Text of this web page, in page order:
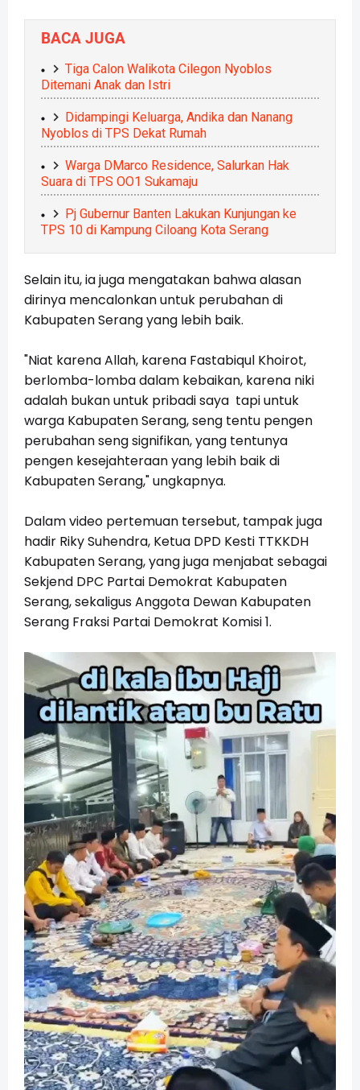
BACA JUGA
Tiga Calon Walikota Cilegon Nyoblos
Ditemani Anak dan Istri
Didampingi Keluarga, Andika dan Nanang
Nyoblos di TPS Dekat Rumah
Warga DMarco Residence, Salurkan Hak
Suara di TPS OO1 Sukamaju
Pj Gubernur Banten Lakukan Kunjungan ke
TPS 10 di Kampung Ciloang Kota Serang
Selain itu, ia juga mengatakan bahwa alasan
dirinya mencalonkan untuk perubahan di
Kabupaten Serang yang lebih baik.
"Niat karena Allah, karena Fastabiqul Khoirot,
berlomba-lomba dalam kebaikan, karena niki
adalah bukan untuk pribadi saya tapi untuk
warga Kabupaten Serang, seng tentu pengen
perubahan seng signifikan, yang tentunya
pengen kesejahteraan yang lebih baik di
Kabupaten Serang," ungkapnya.
Dalam video pertemuan tersebut, tampak juga
hadir Riky Suhendra, Ketua DPD Kesti TTKKDH
Kabupaten Serang, yang juga menjabat sebagai
Sekjend DPC Partai Demokrat Kabupaten
Serang, sekaligus Anggota Dewan Kabupaten
Serang Fraksi Partai Demokrat Komisi 1.